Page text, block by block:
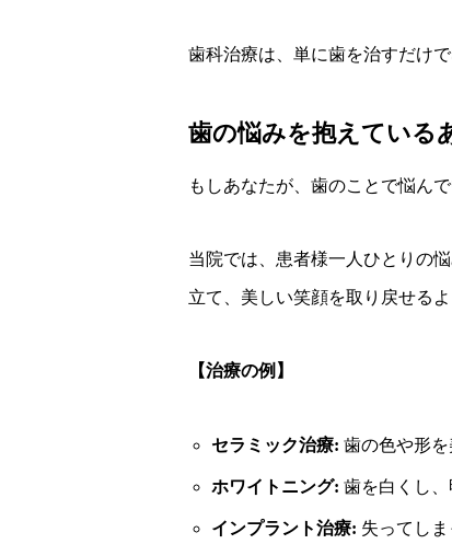
歯科治療は、単に歯を治すだけ
歯の悩みを抱えている
もしあなたが、歯のことで悩ん
当院では、患者様一人ひとりの
立て、美しい笑顔を取り戻せる
【治療の例】
セラミック治療: 歯の色や形を
ホワイトニング: 歯を白くし、
インプラント治療: 失ってし